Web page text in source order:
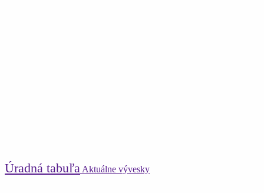
Úradná tabuľa Aktuálne vývesky